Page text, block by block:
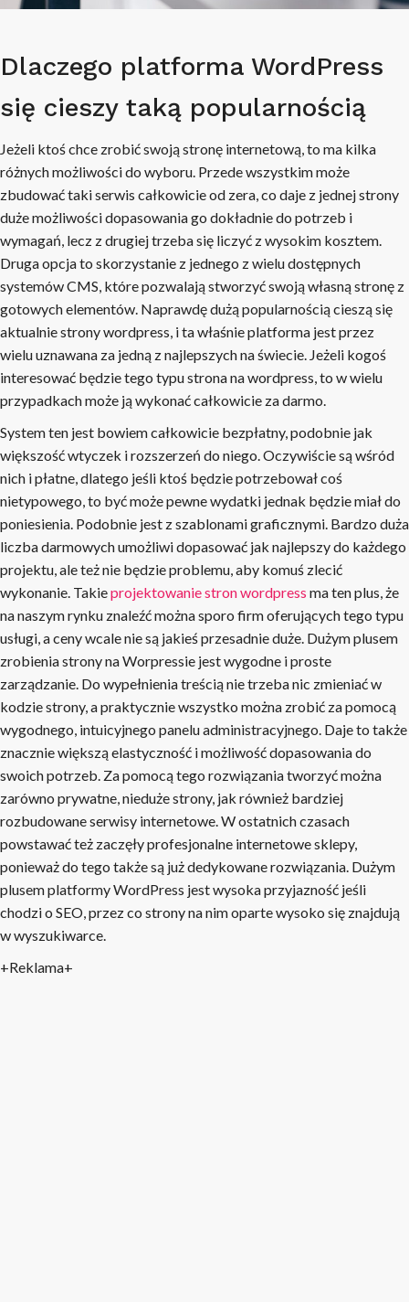
Dlaczego platforma WordPress
się cieszy taką popularnością
Jeżeli ktoś chce zrobić swoją stronę internetową, to ma kilka
różnych możliwości do wyboru. Przede wszystkim może
zbudować taki serwis całkowicie od zera, co daje z jednej strony
duże możliwości dopasowania go dokładnie do potrzeb i
wymagań, lecz z drugiej trzeba się liczyć z wysokim kosztem.
Druga opcja to skorzystanie z jednego z wielu dostępnych
systemów CMS, które pozwalają stworzyć swoją własną stronę z
gotowych elementów. Naprawdę dużą popularnością cieszą się
aktualnie strony wordpress, i ta właśnie platforma jest przez
wielu uznawana za jedną z najlepszych na świecie. Jeżeli kogoś
interesować będzie tego typu strona na wordpress, to w wielu
przypadkach może ją wykonać całkowicie za darmo.
System ten jest bowiem całkowicie bezpłatny, podobnie jak
większość wtyczek i rozszerzeń do niego. Oczywiście są wśród
nich i płatne, dlatego jeśli ktoś będzie potrzebował coś
nietypowego, to być może pewne wydatki jednak będzie miał do
poniesienia. Podobnie jest z szablonami graficznymi. Bardzo duża
liczba darmowych umożliwi dopasować jak najlepszy do każdego
projektu, ale też nie będzie problemu, aby komuś zlecić
wykonanie. Takieprojektowanie stron wordpress ma ten plus, że
na naszym rynku znaleźć można sporo firm oferujących tego typu
usługi, a ceny wcale nie są jakieś przesadnie duże. Dużym plusem
zrobienia strony na Worpressie jest wygodne i proste
zarządzanie. Do wypełnienia treścią nie trzeba nic zmieniać w
kodzie strony, a praktycznie wszystko można zrobić za pomocą
wygodnego, intuicyjnego panelu administracyjnego. Daje to także
znacznie większą elastyczność i możliwość dopasowania do
swoich potrzeb. Za pomocą tego rozwiązania tworzyć można
zarówno prywatne, nieduże strony, jak również bardziej
rozbudowane serwisy internetowe. W ostatnich czasach
powstawać też zaczęły profesjonalne internetowe sklepy,
ponieważ do tego także są już dedykowane rozwiązania. Dużym
plusem platformy WordPress jest wysoka przyjazność jeśli
chodzi o SEO, przez co strony na nim oparte wysoko się znajdują
w wyszukiwarce.
+Reklama+